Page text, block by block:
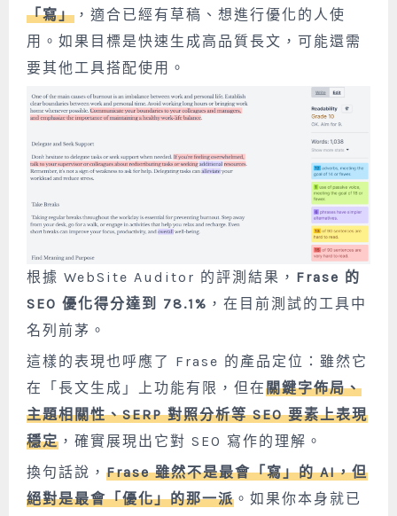
「寫」 ，適合已經有草稿、想進行優化的人使
用。如果目標是快速生成高品質長文，可能還需
要其他工具搭配使用。
根據 WebSite Auditor 的評測結果， Frase 的
SEO 優化得分達到 78.1% ，在目前測試的工具中
名列前茅。
這樣的表現也呼應了 Frase 的產品定位：雖然它
在「長文生成」上功能有限，但在關鍵字佈局、
主題相關性、SERP 對照分析等 SEO 要素上表現
穩定 ，確實展現出它對 SEO 寫作的理解。
換句話說， Frase 雖然不是最會「寫」的 AI，但
絕對是最會「優化」的那一派 。如果你本身就已